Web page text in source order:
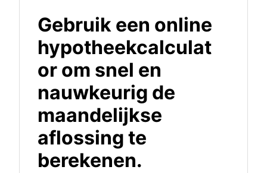
Gebruik een online
hypotheekcalculat
or om snel en
nauwkeurig de
maandelijkse
aflossing te
berekenen.